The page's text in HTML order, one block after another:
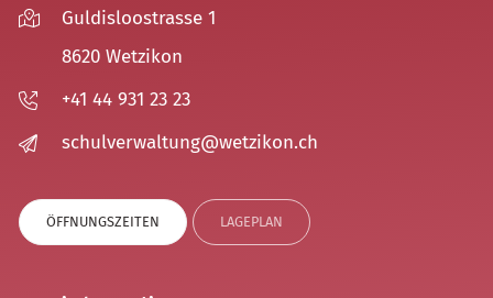
Guldisloostrasse 1
8620 Wetzikon
+41 44 931 23 23
sch lv rw lt ng w tz k n ch
ÖFFNUNGSZEITEN LAGEPLAN